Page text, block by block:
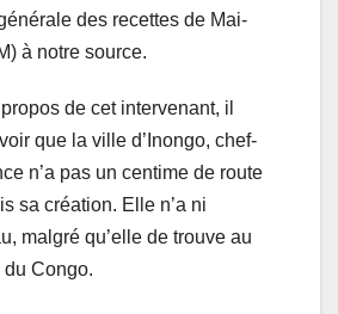
des recettes de Mai-
à notre source.
de cet intervenant, il
que la ville d’Inongo, chef-
n’a pas un centime de route
sa création. Elle n’a ni
malgré qu’elle de trouve au
Congo.